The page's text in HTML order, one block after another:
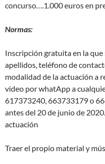
concurso….1.000 euros en
Normas:
Inscripción gratuita en la
apellidos, teléfono de
modalidad de la actuación a
video por whatApp a
617373240, 663733179 o
antes del 20 de junio de
actuación
Traer el propio material y